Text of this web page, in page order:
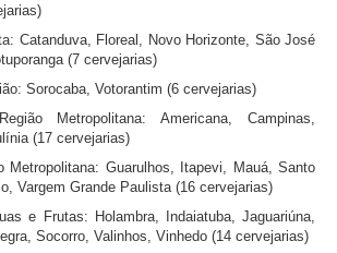
Catanduva, Floreal, Novo Horizonte, São José
(7 cervejarias)
Sorocaba, Votorantim (6 cervejarias)
Metropolitana: Americana, Campinas,
(17 cervejarias)
Metropolitana: Guarulhos, Itapevi, Mauá, Santo
Vargem Grande Paulista (16 cervejarias)
e Frutas: Holambra, Indaiatuba, Jaguariúna,
Socorro, Valinhos, Vinhedo (14 cervejarias)